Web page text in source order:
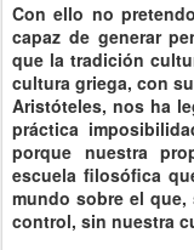
Con ello no
capaz de generar
que la tradición
cultura griega, con
Aristóteles, nos ha
práctica
porque nuestra
escuela filosófica
mundo sobre el
control, sin nuestra